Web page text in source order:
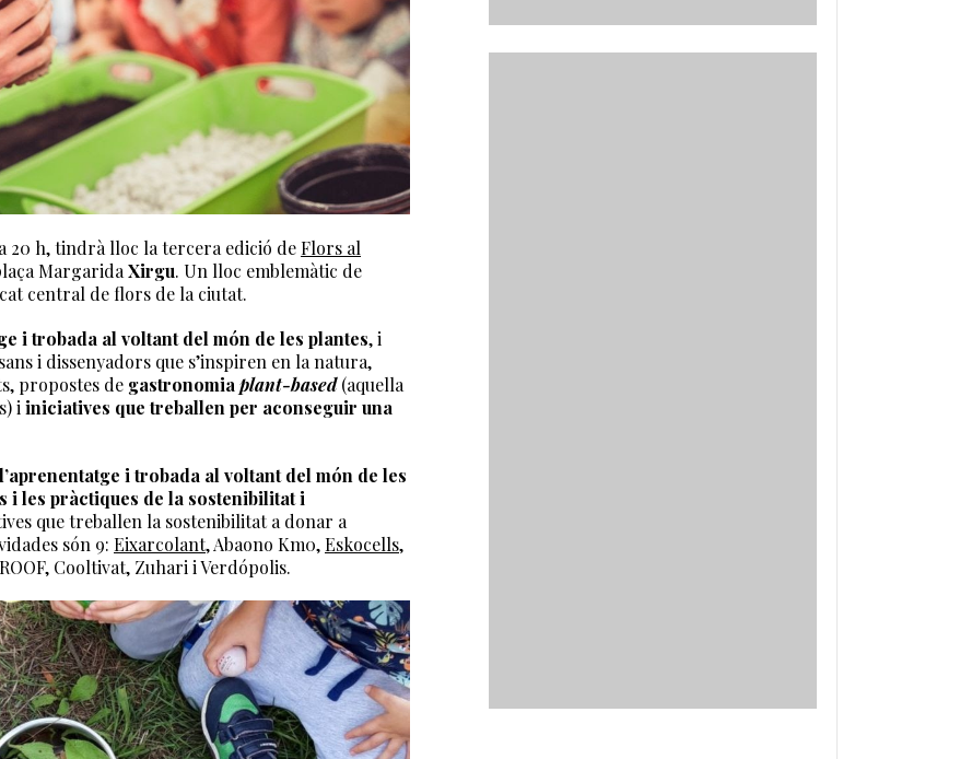
20 h, tindrà lloc la tercera edició deFlors al
MargaridaXirgu. Un lloc emblemàtic de
central de flors de la ciutat.
i trobada al voltant del món de les plantes, i
i dissenyadors que s’inspiren en la natura,
propostes de gastronomiaplant-based(aquella
iiniciatives que treballen per aconseguir una
i trobada al voltant del món de les
i les pràctiques de la sostenibilitat i
que treballen la sostenibilitat a donar a
són 9: Eixarcolant, Abaono Km0,Eskocells,
Cooltivat, Zuhari i Verdópolis.